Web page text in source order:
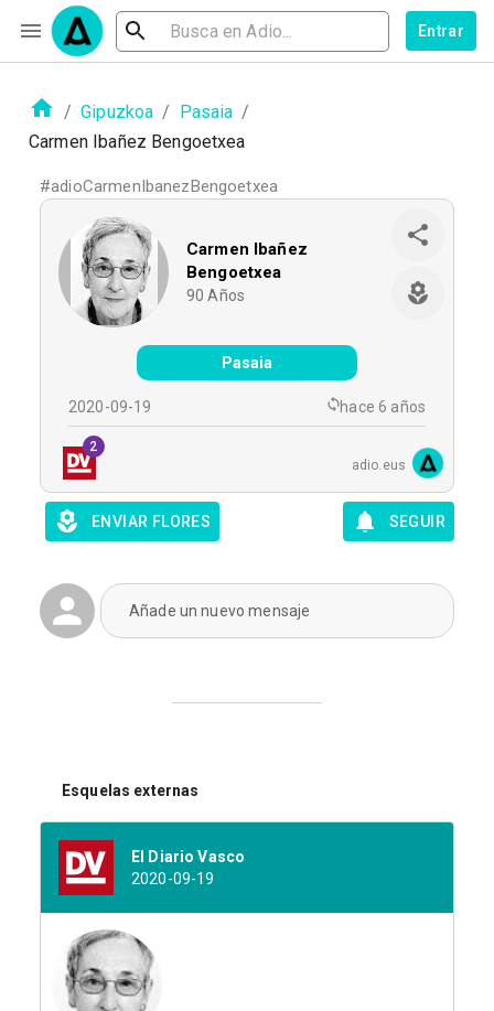
Entrar
/ Gipuzkoa / Pasaia /
Carmen Ibañez Bengoetxea
#adioCarmenIbanezBengoetxea
Carmen Ibañez
Bengoetxea
90 Años
Pasaia
2020-09-19 hace 6 años
2
adio.eus
ENVIAR FLORES SEGUIR
Añade un nuevo mensaje
Esquelas externas
El Diario Vasco
2020-09-19